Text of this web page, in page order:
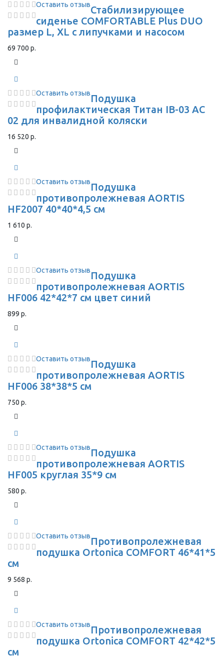
Оставить отзывСтабилизирующее
сиденье COMFORTABLE Plus DUO
размер L, XL с липучками и насосом
69 700 р.
Оставить отзывПодушка
профилактическая Титан IB-03 AC
02 для инвалидной коляски
16 520 р.
Оставить отзывПодушка
противопролежневая AORTIS
HF2007 40*40*4,5 см
1 610 р.
Оставить отзывПодушка
противопролежневая AORTIS
HF006 42*42*7 см цвет синий
899 р.
Оставить отзывПодушка
противопролежневая AORTIS
HF006 38*38*5 см
750 р.
Оставить отзывПодушка
противопролежневая AORTIS
HF005 круглая 35*9 см
580 р.
Оставить отзывПротивопролежневая
подушка Ortonica COMFORT 46*41*5
см
9 568 р.
Оставить отзывПротивопролежневая
подушка Ortonica COMFORT 42*42*5
см